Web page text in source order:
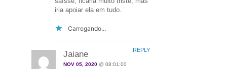
iria apoiar ela em tudo.
Carregando...
Jaiane
NOV 05, 2020@ 08:01:00
REPLY